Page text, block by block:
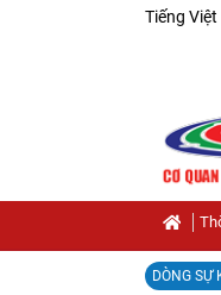
Tiếng Việt
DÒNG SỰ